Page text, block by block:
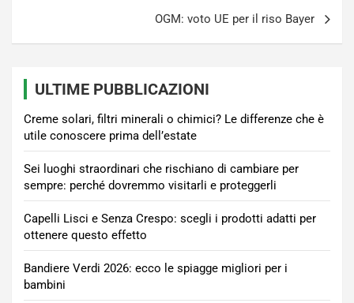
OGM: voto UE per il riso Bayer
ULTIME PUBBLICAZIONI
Creme solari, filtri minerali o chimici? Le differenze che è
utile conoscere prima dell’estate
Sei luoghi straordinari che rischiano di cambiare per
sempre: perché dovremmo visitarli e proteggerli
Capelli Lisci e Senza Crespo: scegli i prodotti adatti per
ottenere questo effetto
Bandiere Verdi 2026: ecco le spiagge migliori per i
bambini